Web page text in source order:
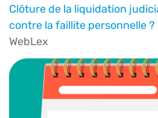
Clôture de la liquidation
contre la faillite personnelle ?
WebLex